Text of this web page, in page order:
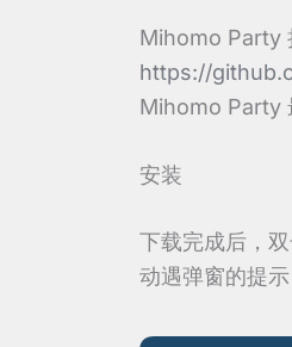
Mihomo Party
https://
Mihomo Party
安装
下载完成后，
动遇弹窗的提